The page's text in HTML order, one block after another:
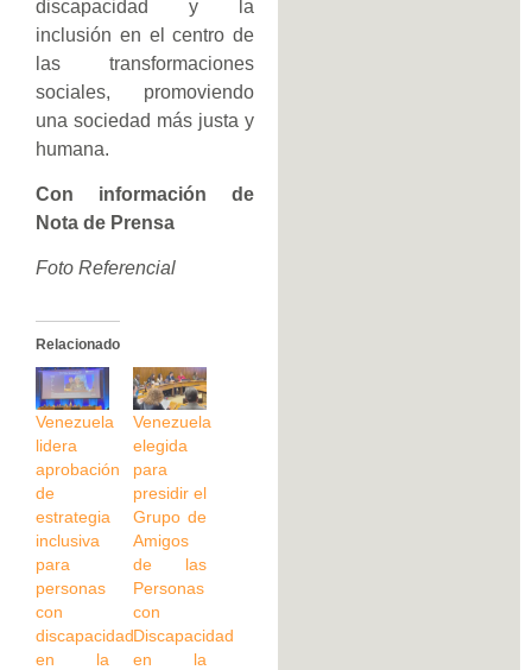
discapacidad y la
inclusión en el centro de
las transformaciones
sociales, promoviendo
una sociedad más justa y
humana.
Con información de
Nota de Prensa
Foto Referencial
Relacionado
Venezuela
lidera
aprobación
de
estrategia
inclusiva
para
personas
con
discapacidad
en la
Venezuela
elegida
para
presidir el
Grupo de
Amigos
de las
Personas
con
Discapacidad
en la